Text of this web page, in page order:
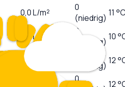
0,0L/m²
0
(niedrig) 11
0,0 L/m²
0
(niedrig) 10
0,0
(niedrig) 12
0
12